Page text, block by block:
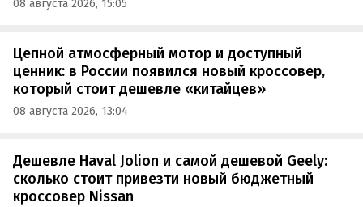
08 августа 2026, 15:05
Цепной атмосферный мотор и доступный
ценник: в России появился новый кроссовер,
который стоит дешевле «китайцев»
08 августа 2026, 13:04
Дешевле Haval Jolion и самой дешевой Geely:
сколько стоит привезти новый бюджетный
кроссовер Nissan